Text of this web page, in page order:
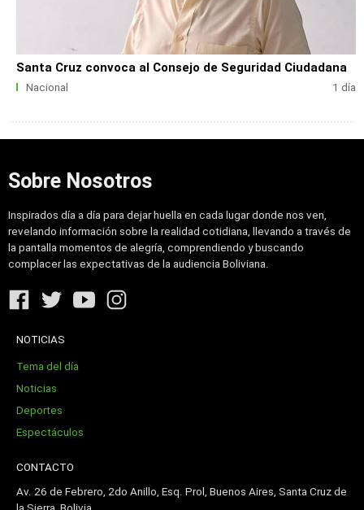
Santa Cruz convoca al Consejo de Seguridad Ciudadana
Nacional 1 día
Sobre Nosotros
Inspirados día a día para dejar huella en cada lugar donde nos ven,
revelando información sobre la realidad cotidiana, llevando a través de
la pantalla momentos de alegría, comprendiendo y buscando
complacer las expectativas de la audiencia Boliviana.
NOTICIAS
Tema del día
Noticias
Deportes
Espectáculos
CONTACTO
Av. 26 de Febrero, 2do Anillo, Esq. Prol, Buenos Aires, Santa Cruz de